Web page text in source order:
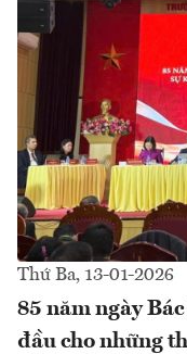
Thứ Ba, 13-01-2026
85 năm ngày
đầu cho những